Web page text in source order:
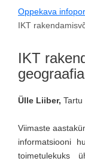
Oppekava
IKT
IKT
Ülle Liiber, Tartu
Viimaste
informatsiooni
toimetulekuks